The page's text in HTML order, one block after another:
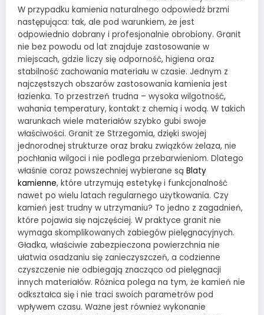
W przypadku kamienia naturalnego odpowiedź brzmi
następująca: tak, ale pod warunkiem, że jest
odpowiednio dobrany i profesjonalnie obrobiony. Granit
nie bez powodu od lat znajduje zastosowanie w
miejscach, gdzie liczy się odporność, higiena oraz
stabilność zachowania materiału w czasie. Jednym z
najczęstszych obszarów zastosowania kamienia jest
łazienka. To przestrzeń trudna – wysoka wilgotność,
wahania temperatury, kontakt z chemią i wodą. W takich
warunkach wiele materiałów szybko gubi swoje
właściwości. Granit ze Strzegomia, dzięki swojej
jednorodnej strukturze oraz braku związków żelaza, nie
pochłania wilgoci i nie podlega przebarwieniom. Dlatego
właśnie coraz powszechniej wybierane są Blaty
kamienne, które utrzymują estetykę i funkcjonalność
nawet po wielu latach regularnego użytkowania. Czy
kamień jest trudny w utrzymaniu? To jedno z zagadnień,
które pojawia się najczęściej. W praktyce granit nie
wymaga skomplikowanych zabiegów pielęgnacyjnych.
Gładka, właściwie zabezpieczona powierzchnia nie
ułatwia osadzaniu się zanieczyszczeń, a codzienne
czyszczenie nie odbiegają znacząco od pielęgnacji
innych materiałów. Różnica polega na tym, że kamień nie
odkształca się i nie traci swoich parametrów pod
wpływem czasu. Ważne jest również wykonanie